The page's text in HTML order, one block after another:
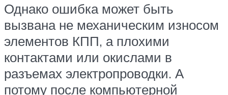
Однако ошибка может быть
вызвана не механическим износом
элементов КПП, а плохими
контактами или окислами в
разъемах электропроводки. А
потому после компьютерной